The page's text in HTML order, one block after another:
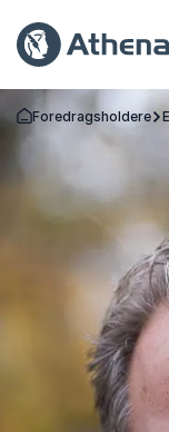
Tilbage til forsiden
Foredragsholdere